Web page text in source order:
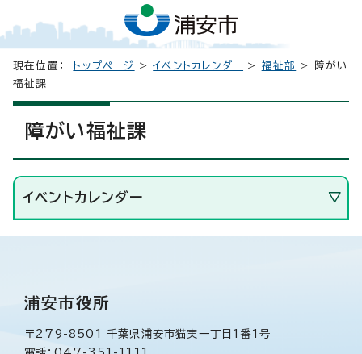
現在位置： トップページ >イベントカレンダー > 福祉部
> 障がい
福祉課
障がい福祉課
イベントカレンダー
浦安市役所
〒279-8501 千葉県浦安市猫実一丁目1番1号